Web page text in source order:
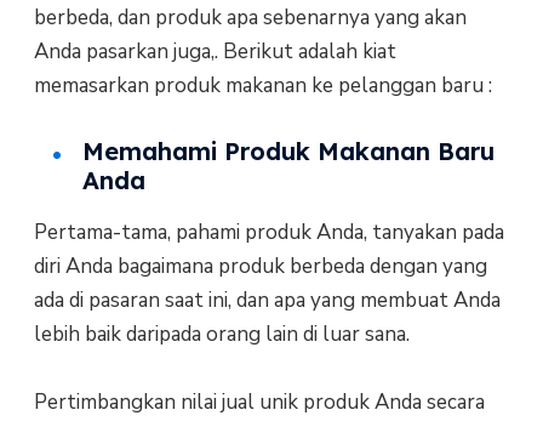
berbeda, dan produk apa sebenarnya yang akan
Anda pasarkan juga,. Berikut adalah kiat
memasarkan produk makanan ke pelanggan baru :
Memahami Produk Makanan Baru
Anda
Pertama-tama, pahami produk Anda, tanyakan pada
diri Anda bagaimana produk berbeda dengan yang
ada di pasaran saat ini, dan apa yang membuat Anda
lebih baik daripada orang lain di luar sana.
Pertimbangkan nilai jual unik produk Anda secara